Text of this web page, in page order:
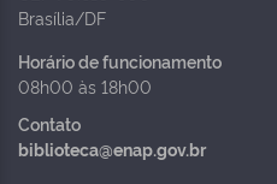
Brasília/DF
Horário de funcionamento
08h00 às 18h00
Contato
biblioteca@enap.gov.br